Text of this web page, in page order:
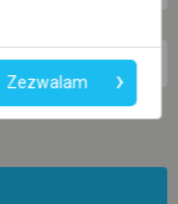
Zezwalam